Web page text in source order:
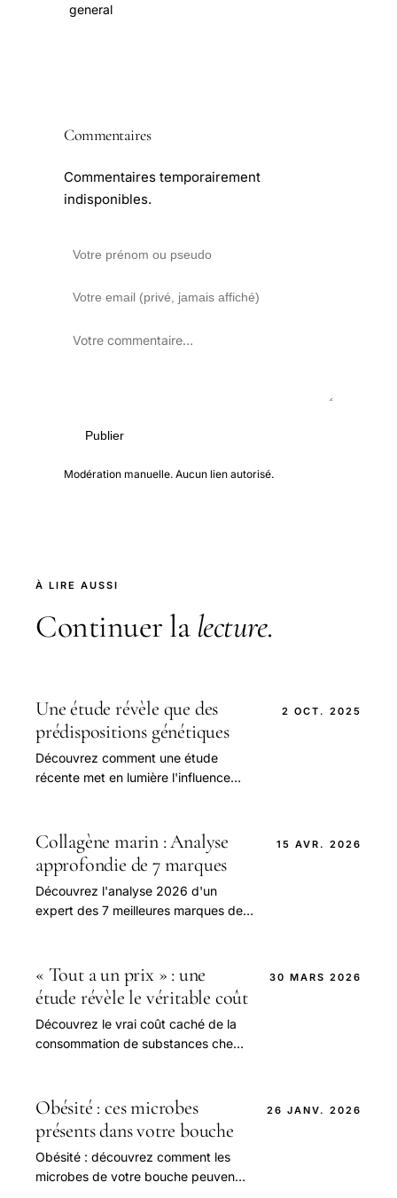
general
Commentaires
Commentaires temporairement
indisponibles.
Publier
Modération manuelle. Aucun lien autorisé.
À LIRE AUSSI
Continuer la lecture.
Une étude révèle que des
prédispositions génétiques
Découvrez comment une étude
récente met en lumière l'influence
2 OCT. 2025
Collagène marin : Analyse
approfondie de 7 marques
Découvrez l'analyse 2026 d'un
expert des 7 meilleures marques de
15 AVR. 2026
« Tout a un prix » : une
étude révèle le véritable coût
Découvrez le vrai coût caché de la
consommation de substances chez
30 MARS 2026
Obésité : ces microbes
présents dans votre bouche
Obésité : découvrez comment les
microbes de votre bouche peuvent
26 JANV. 2026